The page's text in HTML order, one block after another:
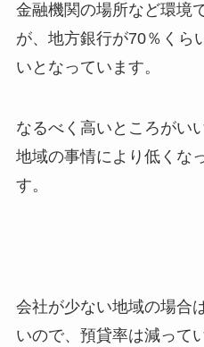
金融機関の場所など環境
が、地方銀行が70％くら
いとなっています。
なるべく高いところがい
地域の事情により低くな
す。
会社が少ない地域の場合
いので、預貸率は減って